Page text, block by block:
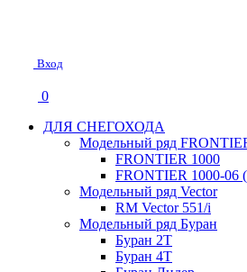
Вход
0
ДЛЯ СНЕГОХОДА
Модельный ряд
FRONTIER 1000
FRONTIER 1000-06
Модельный ряд Vector
RM Vector 551/i
Модельный ряд Буран
Буран 2Т
Буран 4Т